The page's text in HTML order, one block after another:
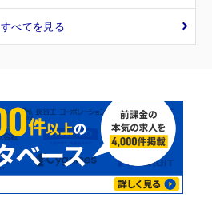
すべてを見る